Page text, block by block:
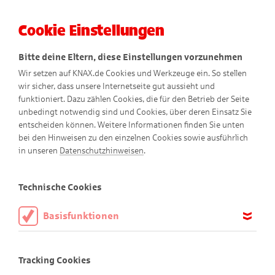
Taschengeld-Ratgeber
Liebe Eltern,
Geld spielt im Leben von Kindern früh eine Rolle. Sie dürfen
Cookie Einstellungen
Bitte deine Eltern, diese Einstellungen vorzunehmen
Wir setzen auf KNAX.de Cookies und Werkzeuge ein. So stellen
wir sicher, dass unsere Internetseite gut aussieht und
funktioniert. Dazu zählen Cookies, die für den Betrieb der Seite
unbedingt notwendig sind und Cookies, über deren Einsatz Sie
entscheiden können. Weitere Informationen finden Sie unten
bei den Hinweisen zu den einzelnen Cookies sowie ausführlich
in unseren Datenschutzhinweisen.
Technische Cookies
Basisfunktionen
aktiviert sein.
Tracking Cookies